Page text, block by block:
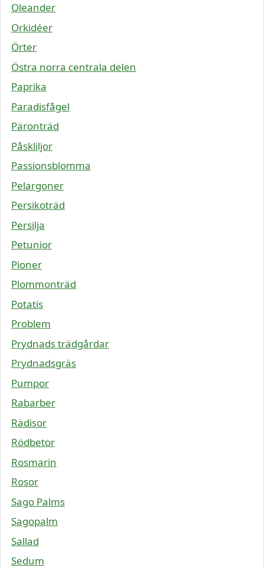
Oleander
Orkidéer
Örter
Östra norra centrala delen
Paprika
Paradisfågel
Päronträd
Påskliljor
Passionsblomma
Pelargoner
Persikoträd
Persilja
Petunior
Pioner
Plommonträd
Potatis
Problem
Prydnads trädgårdar
Prydnadsgräs
Pumpor
Rabarber
Rädisor
Rödbetor
Rosmarin
Rosor
Sago Palms
Sagopalm
Sallad
Sedum